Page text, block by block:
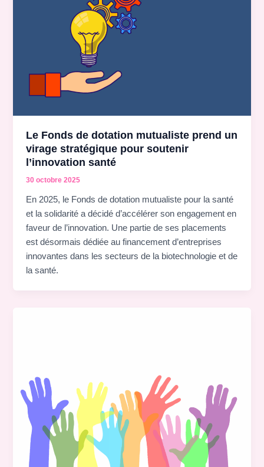
Le Fonds de dotation mutualiste prend un
virage stratégique pour soutenir
l’innovation santé
30 octobre 2025
En 2025, le Fonds de dotation mutualiste pour la santé
et la solidarité a décidé d’accélérer son engagement en
faveur de l’innovation. Une partie de ses placements
est désormais dédiée au financement d’entreprises
innovantes dans les secteurs de la biotechnologie et de
la santé.